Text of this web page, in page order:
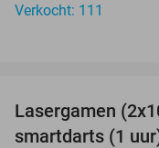
Verkocht: 111
NEW
TODAY
Lasergamen
smartdarts (1